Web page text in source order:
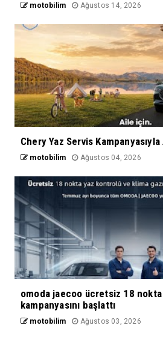
motobilim Ağustos 14, 2026
Chery Yaz Servis
motobilim Ağustos 04, 2026
omoda jaecoo ücretsiz 18
kampanyasını başlattı
motobilim Ağustos 03, 2026